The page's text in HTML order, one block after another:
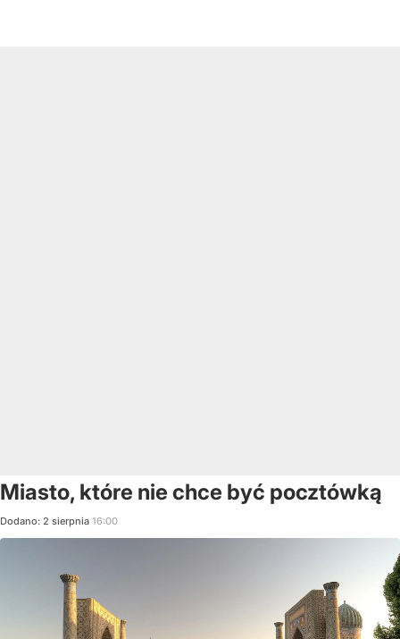
Miasto, które nie chce być pocztówką
Dodano: 2 sierpnia 16:00